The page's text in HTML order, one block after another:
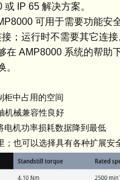
IP 65 解决方案。
可用于需要功能
；运行时不需要其它连接
在 AMP8000 系统的帮
。
柜中占用的空间
机械兼容性良好
电机功率损耗数据降到最低
也可以选择具有各种扩展安